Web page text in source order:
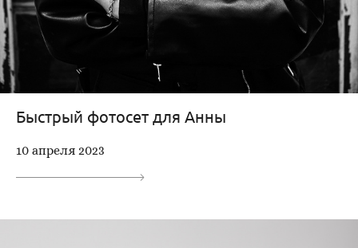
Быстрый фотосет для Анны
10 апреля 2023